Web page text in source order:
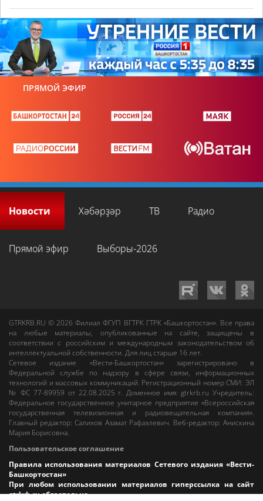
ПРЯМОЙ ЭФИР
Новости Хәбәрҙәр ТВ Радио
Прямой эфир Выборы-2026
GTRKRB.RU © 2026Филиал ФГУП ВГТРК ГТРК «Башкортостан». Все права
на любые материалы, опубликованные на сайте, защищены в
соответствии с российским и международным законодательством об
интеллектуальной собственности. Для лиц старше 16 лет.
Сетевое издание «Вести-Башкортостан»зарегистрировано в
Федеральной службе по надзору в сфере связи, информационных
технологий и массовых коммуникаций. Регистрационный номер СМИ: ЭЛ
№ ФС 77-89959 от 22.08.2025 г. Доменное имя:gtrkrb.ru Учредитель:
Федеральное государственное унитарное предприятие «Всероссийская
государственная телевизионная и радиовещательная компания».
Главный редактор:Салихов Азамат Рафаэлевич. Веб-редактор:Анискина
Мария Борисовна.
Пользовательское соглашение
Правила использования материалов Сетевого издания «Вести-
Башкортостан»
При любом использовании материалов гиперссылка на сайт
gtrkrb.ruобязательна.